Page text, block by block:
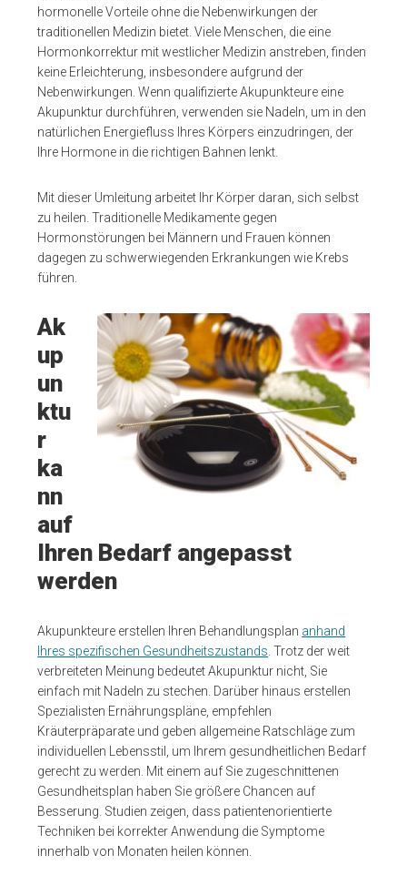
hormonelle Vorteile ohne die Nebenwirkungen der
traditionellen Medizin bietet. Viele Menschen, die eine
Hormonkorrektur mit westlicher Medizin anstreben, finden
keine Erleichterung, insbesondere aufgrund der
Nebenwirkungen. Wenn qualifizierte Akupunkteure eine
Akupunktur durchführen, verwenden sie Nadeln, um in den
natürlichen Energiefluss Ihres Körpers einzudringen, der
Ihre Hormone in die richtigen Bahnen lenkt.
Mit dieser Umleitung arbeitet Ihr Körper daran, sich selbst
zu heilen. Traditionelle Medikamente gegen
Hormonstörungen bei Männern und Frauen können
dagegen zu schwerwiegenden Erkrankungen wie Krebs
führen.
Ak
up
un
ktu
r
ka
nn
auf
Ihren Bedarf angepasst
werden
Akupunkteure erstellen Ihren Behandlungsplan anhand
Ihres spezifischen Gesundheitszustands . Trotz der weit
verbreiteten Meinung bedeutet Akupunktur nicht, Sie
einfach mit Nadeln zu stechen. Darüber hinaus erstellen
Spezialisten Ernährungspläne, empfehlen
Kräuterpräparate und geben allgemeine Ratschläge zum
individuellen Lebensstil, um Ihrem gesundheitlichen Bedarf
gerecht zu werden. Mit einem auf Sie zugeschnittenen
Gesundheitsplan haben Sie größere Chancen auf
Besserung. Studien zeigen, dass patientenorientierte
Techniken bei korrekter Anwendung die Symptome
innerhalb von Monaten heilen können.